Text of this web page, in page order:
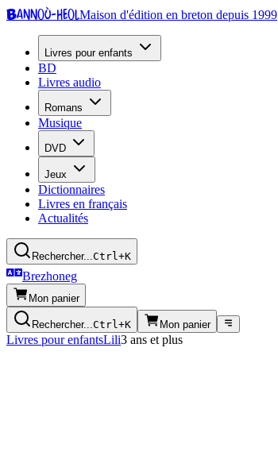
Bannoù-heolMaison d'édition en breton depuis 1999
Livres pour enfants
BD
Livres audio
Romans
Musique
DVD
Jeux
Dictionnaires
Livres en français
Actualités
Rechercher...Ctrl+K
Brezhoneg
Mon panier
Rechercher...Ctrl+K Mon panier
Livres pour enfantsLili3 ans et plus